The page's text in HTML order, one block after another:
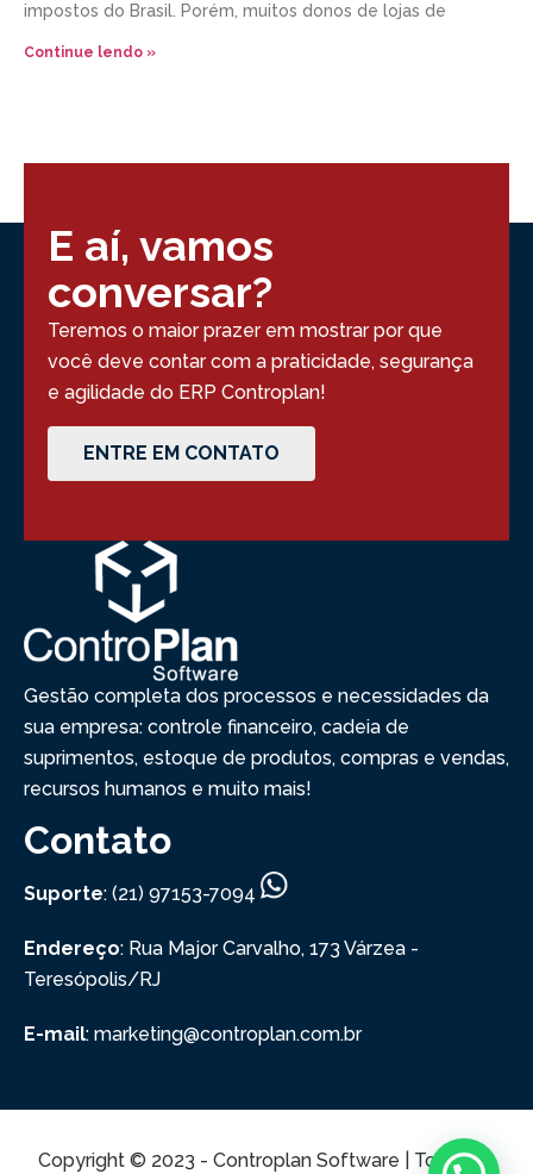
impostos do Brasil. Porém, muitos donos de lojas de
Continue lendo »
E aí, vamos
conversar?
Teremos o maior prazer em mostrar por que
você deve contar com a praticidade, segurança
e agilidade do ERP Controplan!
ENTRE EM CONTATO
Gestão completa dos processos e necessidades da
sua empresa: controle financeiro, cadeia de
suprimentos, estoque de produtos, compras e vendas,
recursos humanos e muito mais!
Contato
Suporte: (21) 97153-7094
Endereço: Rua Major Carvalho, 173 Várzea -
Teresópolis/RJ
E-mail: marketing@controplan.com.br
Copyright © 2023 - Controplan Software | Todos os